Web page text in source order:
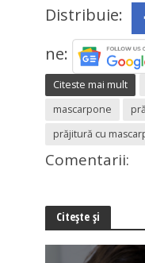
Distribuie:
ne:
Citeste mai mult
mascarpone
prăjitură cu
Comentarii:
Citește și